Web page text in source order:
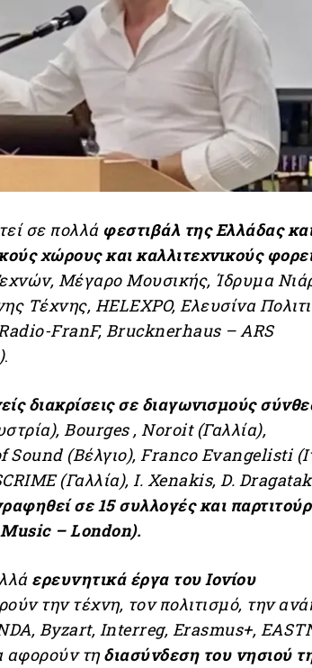
σε πολλά φεστιβάλ της Ελλάδας
χώρους και καλλιτεχνικούς
Μέγαρο Μουσικής, Ίδρυμα
Τέχνης, HELEXPO, Ελευσίνα
FranF, Brucknerhaus – ARS
.
διακρίσεις σε διαγωνισμούς
Bourges , Noroit (Γαλλία),
Sound (Βέλγιο), Franco Evangelisti
(Γαλλία), I. Xenakis, D.
σε 15 συλλογές και
– London).
ερευνητικά έργα του Ιονίου
την τέχνη, τον πολιτισμό, την
Byzart, Interreg, Erasmus+,
αφορούν τη διασύνδεση του νησιού